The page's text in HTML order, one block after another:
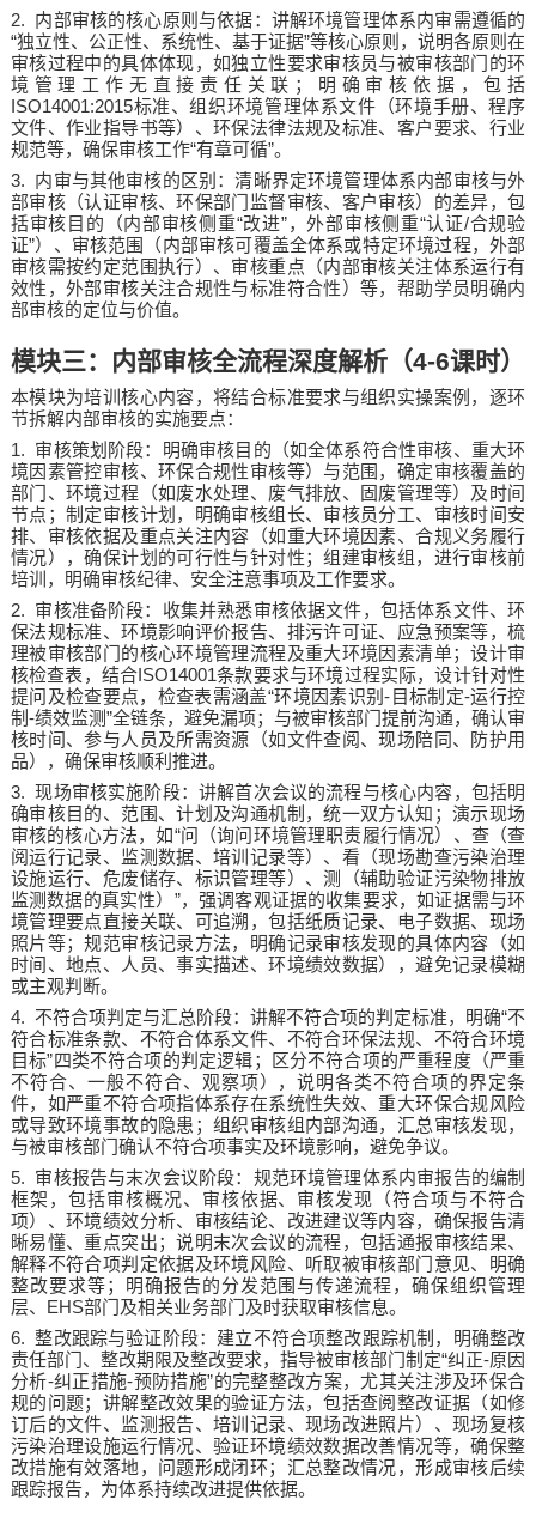
2. 内部审核的核心原则与依据：讲解环境管理体系内审需遵循的
“独立性、公正性、系统性、基于证据”等核心原则，说明各原则在
审核过程中的具体体现，如独立性要求审核员与被审核部门的环
境管理工作无直接责任关联；明确审核依据，包括
ISO14001:2015标准、组织环境管理体系文件（环境手册、程序
文件、作业指导书等）、环保法律法规及标准、客户要求、行业
规范等，确保审核工作“有章可循”。
3. 内审与其他审核的区别：清晰界定环境管理体系内部审核与外
部审核（认证审核、环保部门监督审核、客户审核）的差异，包
括审核目的（内部审核侧重“改进”，外部审核侧重“认证/合规验
证”）、审核范围（内部审核可覆盖全体系或特定环境过程，外部
审核需按约定范围执行）、审核重点（内部审核关注体系运行有
效性，外部审核关注合规性与标准符合性）等，帮助学员明确内
部审核的定位与价值。
模块三：内部审核全流程深度解析（4-6课时）
本模块为培训核心内容，将结合标准要求与组织实操案例，逐环
节拆解内部审核的实施要点：
1. 审核策划阶段：明确审核目的（如全体系符合性审核、重大环
境因素管控审核、环保合规性审核等）与范围，确定审核覆盖的
部门、环境过程（如废水处理、废气排放、固废管理等）及时间
节点；制定审核计划，明确审核组长、审核员分工、审核时间安
排、审核依据及重点关注内容（如重大环境因素、合规义务履行
情况），确保计划的可行性与针对性；组建审核组，进行审核前
培训，明确审核纪律、安全注意事项及工作要求。
2. 审核准备阶段：收集并熟悉审核依据文件，包括体系文件、环
保法规标准、环境影响评价报告、排污许可证、应急预案等，梳
理被审核部门的核心环境管理流程及重大环境因素清单；设计审
核检查表，结合ISO14001条款要求与环境过程实际，设计针对性
提问及检查要点，检查表需涵盖“环境因素识别- 目标制定-运行控
制-绩效监测”全链条，避免漏项；与被审核部门提前沟通，确认审
核时间、参与人员及所需资源（如文件查阅、现场陪同、防护用
品），确保审核顺利推进。
3.现场审核实施阶段：讲解首次会议的流程与核心内容，包括明
确审核目的、范围、计划及沟通机制，统一双方认知；演示现场
审核的核心方法，如“问（询问环境管理职责履行情况）、查（查
阅运行记录、监测数据、培训记录等）、看（现场勘查污染治理
设施运行、危废储存、标识管理等）、测（辅助验证污染物排放
监测数据的真实性） ”，强调客观证据的收集要求，如证据需与环
境管理要点直接关联、可追溯，包括纸质记录、电子数据、现场
照片等；规范审核记录方法，明确记录审核发现的具体内容（如
时间、地点、人员、事实描述、环境绩效数据），避免记录模糊
或主观判断。
4. 不符合项判定与汇总阶段：讲解不符合项的判定标准，明确“不
符合标准条款、不符合体系文件、不符合环保法规、不符合环境
目标”四类不符合项的判定逻辑；区分不符合项的严重程度（严重
不符合、一般不符合、观察项），说明各类不符合项的界定条
件，如严重不符合项指体系存在系统性失效、重大环保合规风险
或导致环境事故的隐患；组织审核组内部沟通，汇总审核发现，
与被审核部门确认不符合项事实及环境影响，避免争议。
5. 审核报告与末次会议阶段：规范环境管理体系内审报告的编制
框架，包括审核概况、审核依据、审核发现（符合项与不符合
项）、环境绩效分析、审核结论、改进建议等内容，确保报告清
晰易懂、重点突出；说明末次会议的流程，包括通报审核结果、
解释不符合项判定依据及环境风险、听取被审核部门意见、明确
整改要求等；明确报告的分发范围与传递流程，确保组织管理
层、 EHS部门及相关业务部门及时获取审核信息。
6.整改跟踪与验证阶段：建立不符合项整改跟踪机制，明确整改
责任部门、整改期限及整改要求，指导被审核部门制定“纠正-原因
分析-纠正措施-预防措施”的完整整改方案，尤其关注涉及环保合
规的问题；讲解整改效果的验证方法，包括查阅整改证据（如修
订后的文件、监测报告、培训记录、现场改进照片）、现场复核
污染治理设施运行情况、验证环境绩效数据改善情况等，确保整
改措施有效落地，问题形成闭环；汇总整改情况，形成审核后续
跟踪报告，为体系持续改进提供依据。